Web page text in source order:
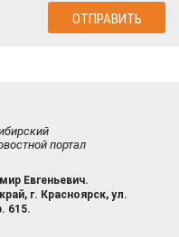
портал
Евгеньевич.
г. Красноярск, ул.
615.